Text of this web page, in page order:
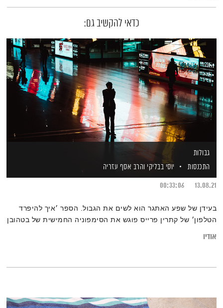
כדאי להקשיב גם:
גבולות
התכנסות
יוסי בבליקי והרב אסף עזריה
13.08.21
00:33:06
בעידן של שפע האתגר הוא לשים את הגבול. הספר ׳איך להיפרד
הטלפון׳ של קתרין פרייס פוגש את הסימפוניה החמישית של בטהובן
אודיו